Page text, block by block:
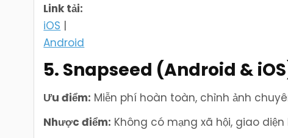
Link tải:
iOS |
Android
5. Snapseed (Android &
Ưu điểm: Miễn phí hoàn toàn, chỉnh ảnh
Nhược điểm: Không có mạng xã hội, giao diện